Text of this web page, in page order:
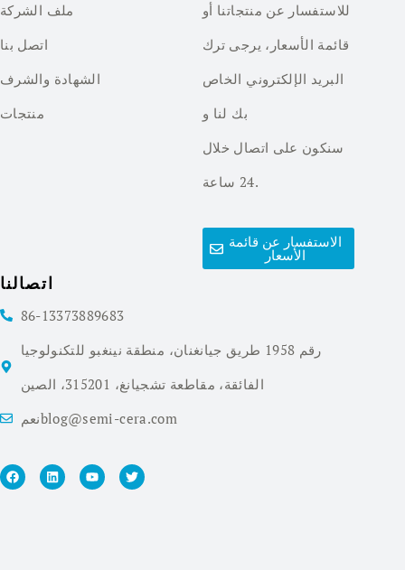
ملف الشركة
اتصل بنا
الشهادة والشرف
منتجات
للاستفسار عن منتجاتنا أو
قائمة الأسعار، يرجى ترك
البريد الإلكتروني الخاص
بك لنا و
سنكون على اتصال خلال
24 ساعة.
الاستفسار عن قائمة
الأسعار
اتصالنا
86-13373889683
رقم 1958 طريق جيانغنان، منطقة نينغبو للتكنولوجيا
الفائقة، مقاطعة تشجيانغ، 315201، الصين
نعمblog@semi-cera.com